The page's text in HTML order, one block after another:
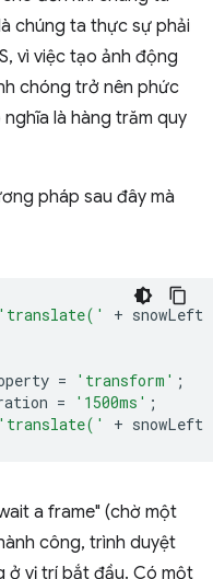
chúng ta thực sự phải
vì việc tạo ảnh động
chóng trở nên phức
là hàng trăm quy
pháp sau đây mà
'translate(' + snowLeft
= 'transform' ;
= '1500ms' ;
'translate(' + snowLeft
a frame" (chờ một
công, trình duyệt
ở vị trí bắt đầu. Có một